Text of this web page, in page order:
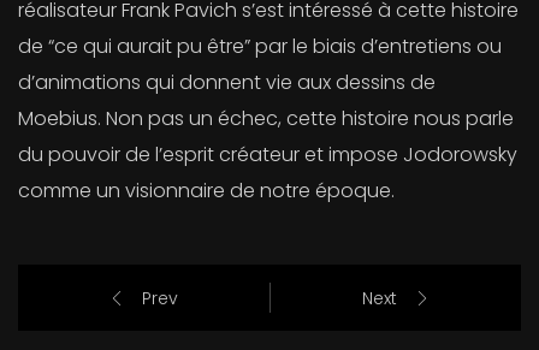
réalisateur Frank Pavich s’est intéressé à cette histoire
de “ce qui aurait pu être” par le biais d’entretiens ou
d’animations qui donnent vie aux dessins de
Moebius. Non pas un échec, cette histoire nous parle
du pouvoir de l’esprit créateur et impose Jodorowsky
comme un visionnaire de notre époque.
Prev Next